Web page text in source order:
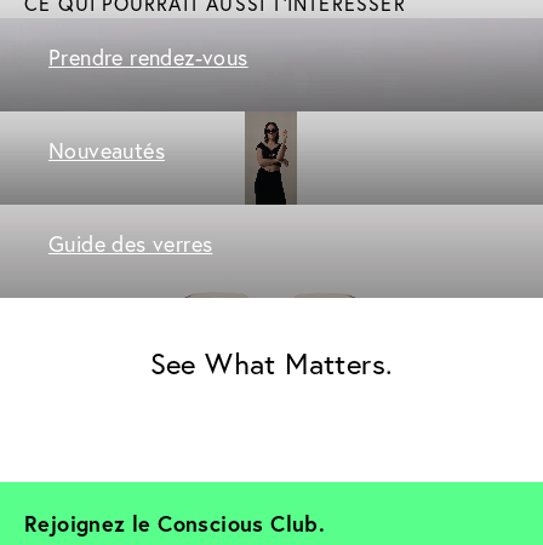
Prendre rendez-vous
Nouveautés
Guide des verres
See What Matters.
Rejoignez le Conscious Club.